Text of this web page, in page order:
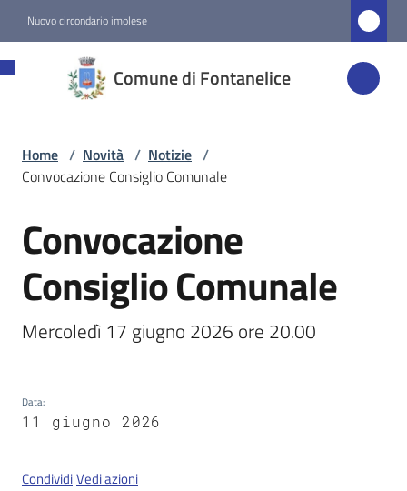
Nuovo circondario imolese
Comune di Fontanelice
Fontanelice
Amministrazione
Menu selezionato
Servizi
Vivere
Servizi
Home / Novità / Notizie /
Convocazione Consiglio Comunale
Salta al contenuto
Convocazione
Consiglio Comunale
Mercoledì 17 giugno 2026 ore 20.00
Data:
11 giugno 2026
CondividiVedi azioni